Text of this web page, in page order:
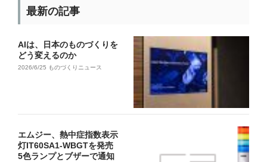
最新の記事
AIは、日本のものづくりを
どう変えるのか
2026/6/25 ものづくりニュース
エムジー、熱中症指数表示
灯IT60SA1-WBGTを発売
5色ランプとブザーで通知